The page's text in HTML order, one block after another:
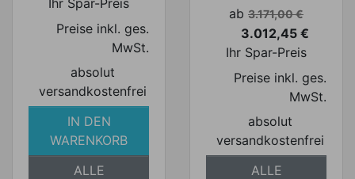
Preise inkl. ges.
MwSt.
absolut
versandkostenfrei
IN DEN
WARENKORB
ALLE
Verkaufspreis
ab 3.171,00 €
Preis
3.012,45 €
Ihr Spar-Preis
Preise inkl. ges.
MwSt.
absolut
versandkostenfrei
ALLE